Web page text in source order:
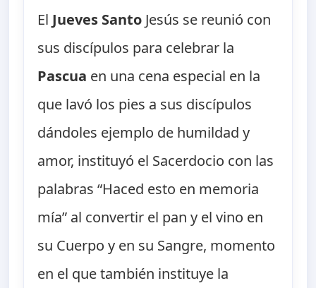
El Jueves Santo Jesús se reunió con
sus discípulos para celebrar la
Pascua en una cena especial en la
que lavó los pies a sus discípulos
dándoles ejemplo de humildad y
amor, instituyó el Sacerdocio con las
palabras “Haced esto en memoria
mía” al convertir el pan y el vino en
su Cuerpo y en su Sangre, momento
en el que también instituye la